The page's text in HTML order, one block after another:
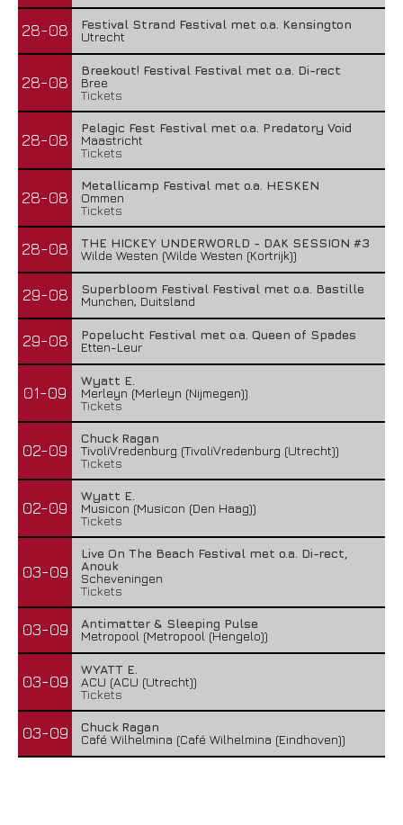
28-08
Festival Strand Festival met o.a. Kensington
Utrecht
28-08
Breekout! Festival Festival met o.a. Di-rect
Bree
Tickets
28-08
Pelagic Fest Festival met o.a. Predatory Void
Maastricht
Tickets
28-08
Metallicamp Festival met o.a. HESKEN
Ommen
Tickets
28-08
THE HICKEY UNDERWORLD - DAK SESSION #3
Wilde Westen (Wilde Westen (Kortrijk))
29-08
Superbloom Festival Festival met o.a. Bastille
Munchen, Duitsland
29-08
Popelucht Festival met o.a. Queen of Spades
Etten-Leur
01-09
Wyatt E.
Merleyn (Merleyn (Nijmegen))
Tickets
02-09
Chuck Ragan
TivoliVredenburg (TivoliVredenburg (Utrecht))
Tickets
02-09
Wyatt E.
Musicon (Musicon (Den Haag))
Tickets
03-09
Live On The Beach Festival met o.a. Di-rect,
Anouk
Scheveningen
Tickets
03-09
Antimatter & Sleeping Pulse
Metropool (Metropool (Hengelo))
03-09
WYATT E.
ACU (ACU (Utrecht))
Tickets
03-09
Chuck Ragan
Café Wilhelmina (Café Wilhelmina (Eindhoven))